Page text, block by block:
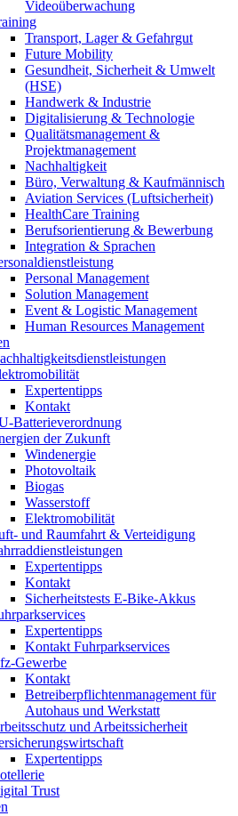
Videoüberwachung
Transport, Lager & Gefahrgut
Future Mobility
Gesundheit, Sicherheit & Umwelt
(HSE)
Handwerk & Industrie
Digitalisierung & Technologie
Qualitätsmanagement &
Projektmanagement
Nachhaltigkeit
Büro, Verwaltung & Kaufmännisch
Aviation Services (Luftsicherheit)
HealthCare Training
Berufsorientierung & Bewerbung
Integration & Sprachen
Personal Management
Solution Management
Event & Logistic Management
Human Resources Management
Expertentipps
Kontakt
Batterieverordnung
der Zukunft
Windenergie
Photovoltaik
Biogas
Wasserstoff
Elektromobilität
und Raumfahrt & Verteidigung
Expertentipps
Kontakt
Sicherheitstests E-Bike-Akkus
Expertentipps
Kontakt Fuhrparkservices
Gewerbe
Kontakt
Betreiberpflichtenmanagement für
Autohaus und Werkstatt
und Arbeitssicherheit
Expertentipps
Trust